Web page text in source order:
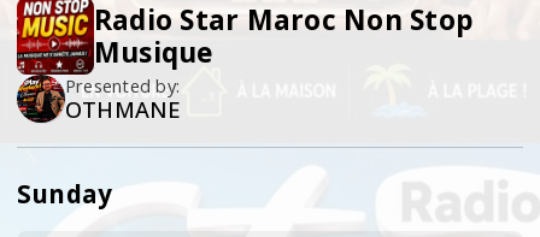
Radio Star Maroc Non Stop
Musique
Presented by:
OTHMANE
Sunday